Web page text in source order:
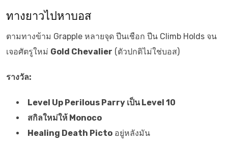
ทางยาวไปหาบอส
ตามทางข้าม Grapple หลายจุด ปีนเชือก ปีน Climb Holds จน
เจอศัตรูใหม่ Gold Chevalier (ตัวปกติไม่ใช่บอส)
รางวัล:
Level Up Perilous Parry เป็น Level 10
สกิลใหม่ให้ Monoco
Healing Death Picto อยู่หลังมัน